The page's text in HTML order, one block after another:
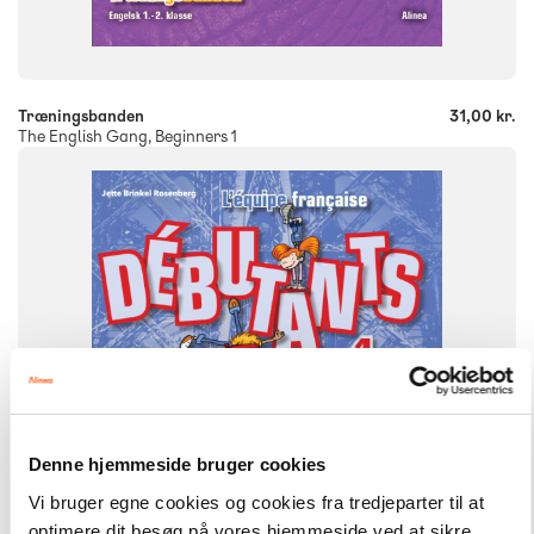
Denne hjemmeside bruger cookies
Vi bruger egne cookies og cookies fra tredjeparter til at
+
Træningsbanden
The English Gang, Beginners 1
31,00 kr.
NIVEAU
5. klasse
FORMAT
Engangsbog
9788723522719